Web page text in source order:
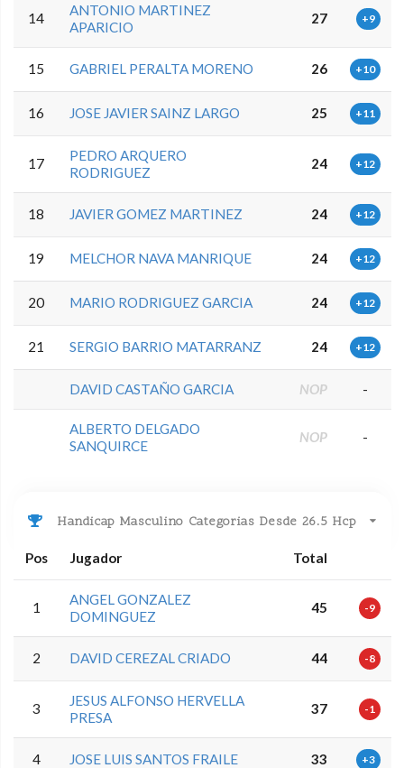
14
ANTONIO MARTINEZ
APARICIO
27 +9
15 GABRIEL PERALTA MORENO 26 +10
16 JOSE JAVIER SAINZ LARGO 25 +11
17
PEDRO ARQUERO
RODRIGUEZ
24 +12
18 JAVIER GOMEZ MARTINEZ 24 +12
19 MELCHOR NAVA MANRIQUE 24 +12
20 MARIO RODRIGUEZ GARCIA 24 +12
21 SERGIO BARRIO MATARRANZ 24 +12
DAVID CASTAÑO GARCIA NOP -
ALBERTO DELGADO
SANQUIRCE
NOP -
Handicap Masculino Categorias Desde 26.5 Hcp
Pos Jugador Total
1
ANGEL GONZALEZ
DOMINGUEZ
45 -9
2 DAVID CEREZAL CRIADO 44 -8
3
JESUS ALFONSO HERVELLA
PRESA
37 -1
4 JOSE LUIS SANTOS FRAILE 33 +3